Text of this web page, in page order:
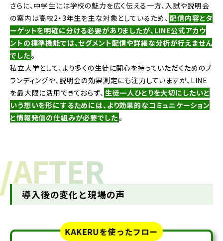
さらに、中学生には学校の魅力を広く伝える一方、入試や説明会
の案内は高校2・3年生を主な対象としているため、 配信内容とタ
ーゲットを明確に分ける必要がありましたが、LINE公式アカウ
ントの標準機能では、セグメント配信や詳細な分析が行えません
でした。
私立大学として、より多くの生徒に関心を持っていただくためのブ
ランディングや、説明会の効果測定にも注力していますが、LINE
を最大限に活用できておらず、 生徒一人ひとりを大切にしたいと
いう想いを形にするためには、より効果的なコミュニケーション
と情報発信の仕組みが必要でした。
AFTER
導入後の変化と現場の声
KAKERUを使ったフロー